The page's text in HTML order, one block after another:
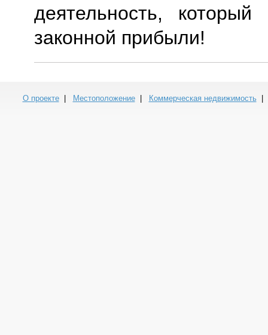
деятельность,
законной прибыли!
О проекте| Местоположение| Коммерческая недвижимость|